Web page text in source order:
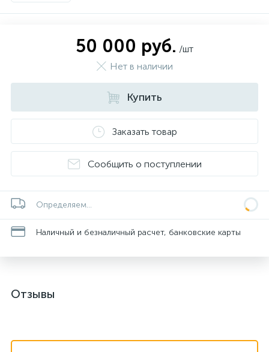
50 000 руб. /шт
Нет в наличии
Купить
Заказать товар
Сообщить о поступлении
Определяем...
Наличный и безналичный расчет, банковские карты
Отзывы